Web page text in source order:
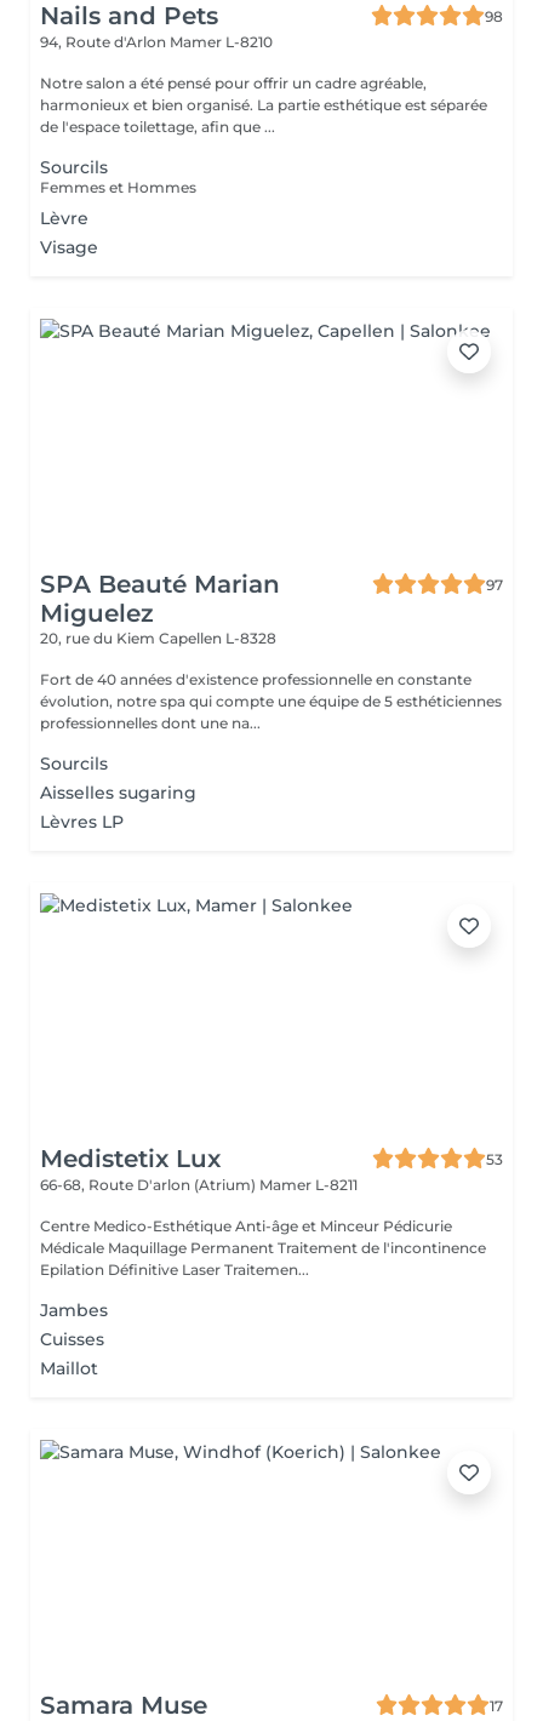
Nails and Pets
98
94, Route d'Arlon Mamer L-8210
Notre salon a été pensé pour offrir un cadre agréable,
harmonieux et bien organisé. La partie esthétique est séparée
de l'espace toilettage, afin que ...
Sourcils
Femmes et Hommes
Lèvre
Visage
SPA Beauté Marian
Miguelez
97
20, rue du Kiem Capellen L-8328
Fort de 40 années d'existence professionnelle en constante
évolution, notre spa qui compte une équipe de 5 esthéticiennes
professionnelles dont une na...
Sourcils
Aisselles sugaring
Lèvres LP
Medistetix Lux
53
66-68, Route D'arlon (Atrium) Mamer L-8211
Centre Medico-Esthétique Anti-âge et Minceur Pédicurie
Médicale Maquillage Permanent Traitement de l'incontinence
Epilation Définitive Laser Traitemen...
Jambes
Cuisses
Maillot
Samara Muse 17